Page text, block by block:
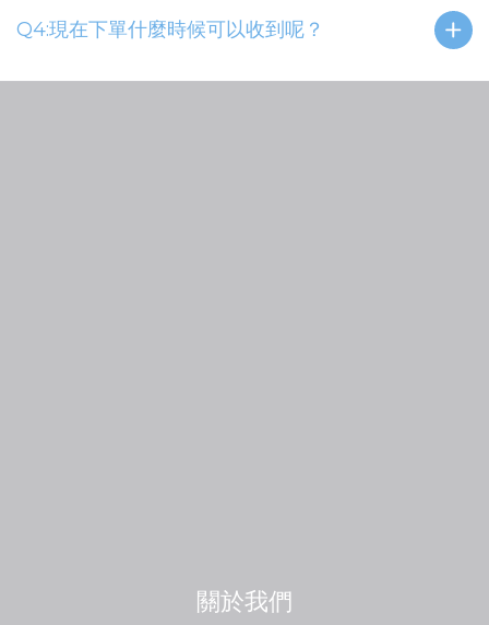
Q4:現在下單什麼時候可以收到呢？
關於我們